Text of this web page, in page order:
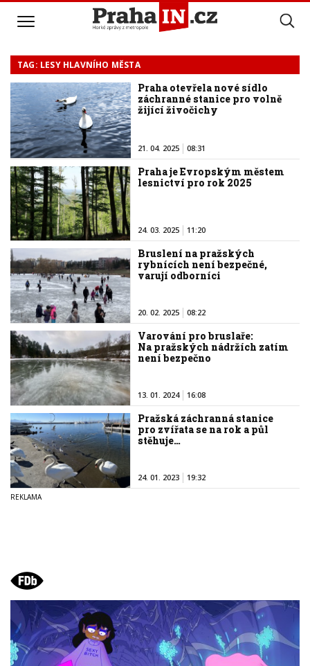
TAG: LESY HLAVNÍHO MĚSTA
Praha otevřela nové sídlo
záchranné stanice pro volně
žijící živočichy
21. 04. 2025 08:31
Praha je Evropským městem
lesnictví pro rok 2025
24. 03. 2025 11:20
Bruslení na pražských
rybnících není bezpečné,
varují odborníci
20. 02. 2025 08:22
Varování pro bruslaře:
Na pražských nádržích zatím
není bezpečno
13. 01. 2024 16:08
Pražská záchranná stanice
pro zvířata se na rok a půl
stěhuje…
24. 01. 2023 19:32